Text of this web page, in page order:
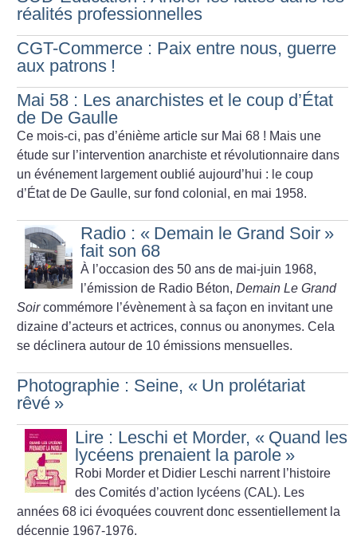
réalités professionnelles
CGT-Commerce : Paix entre nous, guerre
aux patrons !
Mai 58 : Les anarchistes et le coup d’État
de De Gaulle
Ce mois-ci, pas d’énième article sur Mai 68 ! Mais une
étude sur l’intervention anarchiste et révolutionnaire dans
un événement largement oublié aujourd’hui : le coup
d’État de De Gaulle, sur fond colonial, en mai 1958.
Radio : « Demain le Grand Soir »
fait son 68
À l’occasion des 50 ans de mai-juin 1968,
l’émission de Radio Béton,Demain Le Grand
Soircommémore l’évènement à sa façon en invitant une
dizaine d’acteurs et actrices, connus ou anonymes. Cela
se déclinera autour de 10 émissions mensuelles.
Photographie : Seine, « Un prolétariat
rêvé »
Lire : Leschi et Morder, « Quand les
lycéens prenaient la parole »
Robi Morder et Didier Leschi narrent l’histoire
des Comités d’action lycéens (CAL). Les
années 68 ici évoquées couvrent donc essentiellement la
décennie 1967-1976.